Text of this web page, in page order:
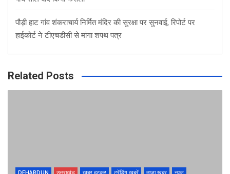
पौड़ी हाट गांव शंकराचार्य निर्मित मंदिर की सुरक्षा पर सुनवाई, रिपोर्ट पर
हाईकोर्ट ने टीएचडीसी से मांगा शपथ पत्र
Related Posts